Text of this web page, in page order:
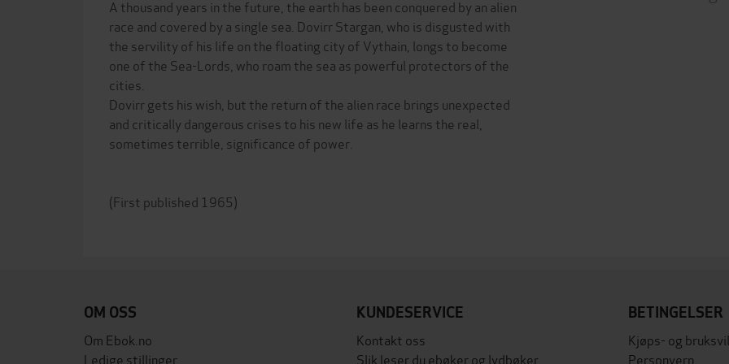
A thousand years in the future, the earth has been conquered by an alien
race and covered by a single sea. Dovirr Stargan, who is disgusted with
the servility of his life on the floating city of Vythain, longs to become
one of the Sea-Lords, who roam the sea as powerful protectors of the
cities.
Dovirr gets his wish, but the return of the alien race brings unexpected
and critically dangerous crises to his new life as he learns the real,
sometimes terrible, significance of power.
(First published 1965)
OM OSS
Om Ebok.no
Ledige stillinger
KUNDESERVICE
Kontakt oss
Slik leser du ebøker og lydbøker
BETINGELSER
Kjøps- og
Personvern